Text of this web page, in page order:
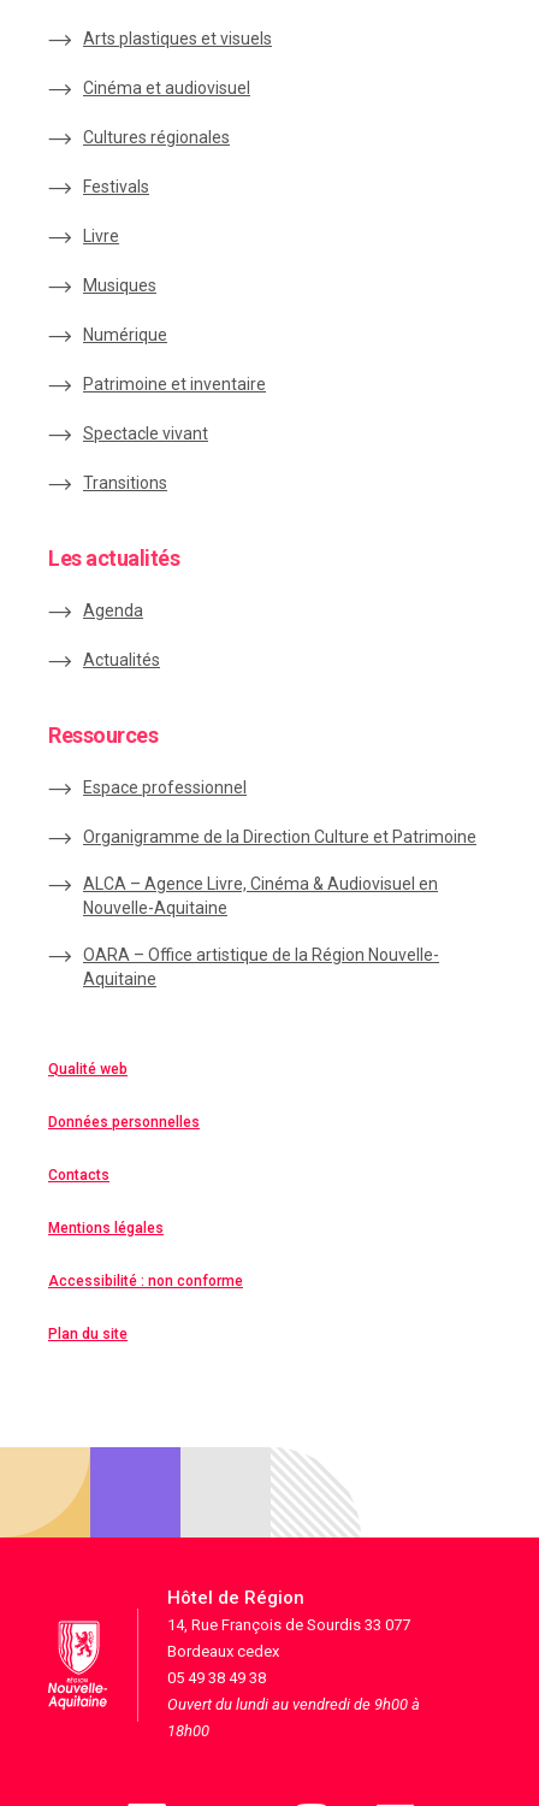
Arts plastiques et visuels
Cinéma et audiovisuel
Cultures régionales
Festivals
Livre
Musiques
Numérique
Patrimoine et inventaire
Spectacle vivant
Transitions
Les actualités
Agenda
Actualités
Ressources
Espace professionnel
Organigramme de la Direction Culture et Patrimoine
ALCA – Agence Livre, Cinéma & Audiovisuel en
Nouvelle-Aquitaine
OARA – Office artistique de la Région Nouvelle-
Aquitaine
Qualité web
Données personnelles
Contacts
Mentions légales
Accessibilité : non conforme
Plan du site
Hôtel de Région
14, Rue François de Sourdis 33 077
Bordeaux cedex
05 49 38 49 38
Ouvert du lundi au vendredi de 9h00 à
18h00